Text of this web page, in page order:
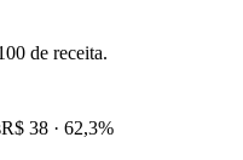
de receita.
R$ 38 · 62,3%